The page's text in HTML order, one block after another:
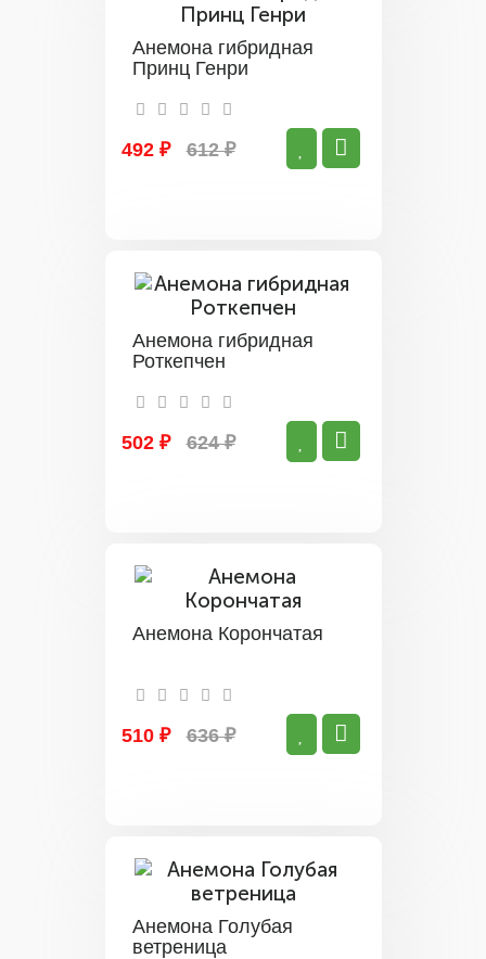
Анемона гибридная
Принц Генри
492 ₽ 612 ₽
Анемона гибридная
Роткепчен
502 ₽ 624 ₽
Анемона Корончатая
510 ₽ 636 ₽
Анемона Голубая
ветреница